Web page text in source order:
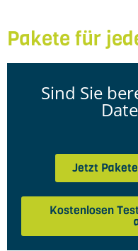
Pakete für
Sind Sie
Jetzt
Kostenlosen